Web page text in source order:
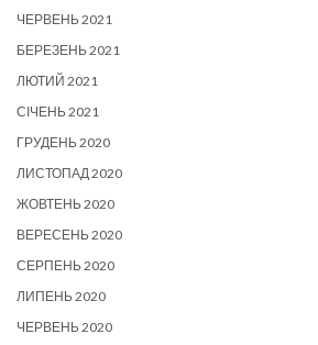
ЧЕРВЕНЬ 2021
БЕРЕЗЕНЬ 2021
ЛЮТИЙ 2021
СІЧЕНЬ 2021
ГРУДЕНЬ 2020
ЛИСТОПАД 2020
ЖОВТЕНЬ 2020
ВЕРЕСЕНЬ 2020
СЕРПЕНЬ 2020
ЛИПЕНЬ 2020
ЧЕРВЕНЬ 2020